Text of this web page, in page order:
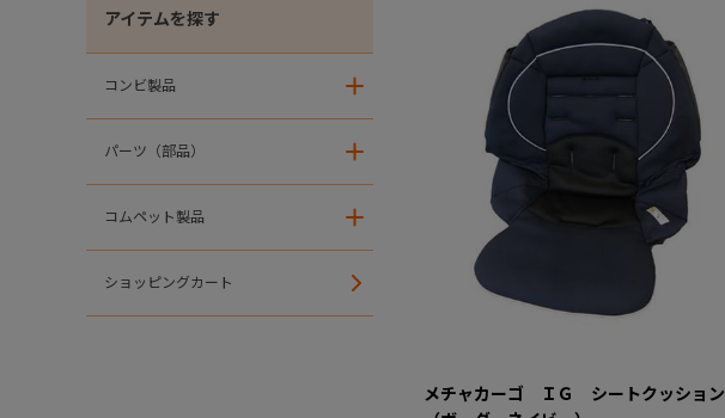
アイテムを探す
コンビ製品
パーツ（部品）
コムペット製品
ショッピングカート
メチャカーゴ ＩＧ シートクッション